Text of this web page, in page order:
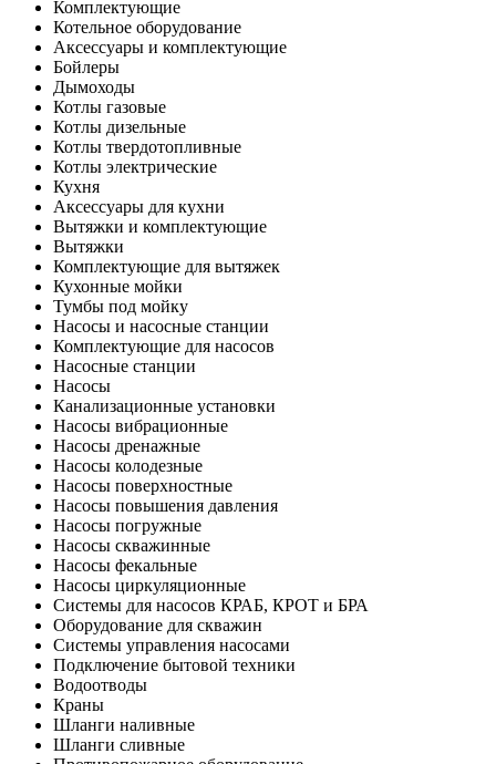
Комплектующие
Котельное оборудование
Аксессуары и комплектующие
Бойлеры
Дымоходы
Котлы газовые
Котлы дизельные
Котлы твердотопливные
Котлы электрические
Кухня
Аксессуары для кухни
Вытяжки и комплектующие
Вытяжки
Комплектующие для вытяжек
Кухонные мойки
Тумбы под мойку
Насосы и насосные станции
Комплектующие для насосов
Насосные станции
Насосы
Канализационные установки
Насосы вибрационные
Насосы дренажные
Насосы колодезные
Насосы поверхностные
Насосы повышения давления
Насосы погружные
Насосы скважинные
Насосы фекальные
Насосы циркуляционные
Системы для насосов КРАБ, КРОТ и БРА
Оборудование для скважин
Системы управления насосами
Подключение бытовой техники
Водоотводы
Краны
Шланги наливные
Шланги сливные